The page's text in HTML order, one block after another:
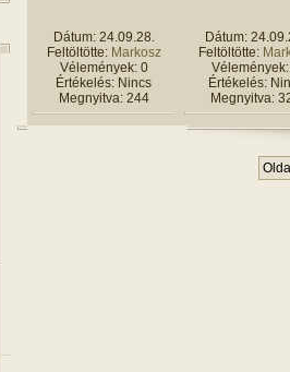
Dátum: 24.09.28.
Feltöltötte: Markosz
Vélemények: 0
Értékelés: Nincs
Megnyitva: 244
Dátum:
Feltöltötte:
Értékelés:
Megnyitva: